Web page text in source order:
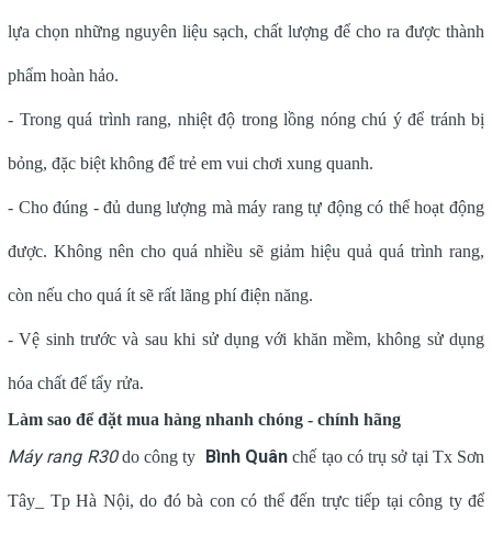
lựa chọn những nguyên liệu sạch, chất lượng để cho ra được thành
phẩm hoàn hảo.
- Trong quá trình rang, nhiệt độ trong lồng nóng chú ý để tránh bị
bỏng, đặc biệt không để trẻ em vui chơi xung quanh.
- Cho đúng - đủ dung lượng mà máy rang tự động có thể hoạt động
được. Không nên cho quá nhiều sẽ giảm hiệu quả quá trình rang,
còn nếu cho quá ít sẽ rất lãng phí điện năng.
- Vệ sinh trước và sau khi sử dụng với khăn mềm, không sử dụng
hóa chất để tẩy rửa.
Làm sao để đặt mua hàng nhanh chóng - chính hãng
Máy rang R30do công ty Bình Quân chế tạo có trụ sở tại Tx Sơn
Tây_ Tp Hà Nội, do đó bà con có thể đến trực tiếp tại công ty để